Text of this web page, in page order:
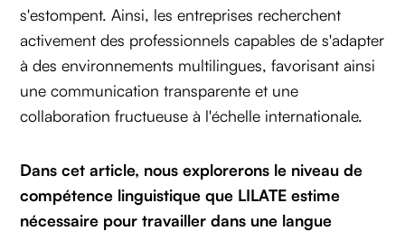
s'estompent. Ainsi, les entreprises recherchent
activement des professionnels capables de s'adapter
à des environnements multilingues, favorisant ainsi
une communication transparente et une
collaboration fructueuse à l'échelle internationale.
Dans cet article, nous explorerons le niveau de
compétence linguistique que LILATE estime
nécessaire pour travailler dans une langue